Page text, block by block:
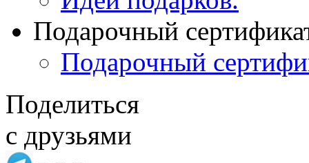
Подарочный
Подарочный
Поделиться
с друзьями